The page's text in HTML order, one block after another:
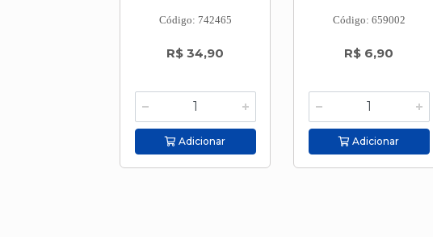
Código: 742465
R$ 34,90
Adicionar
Código: 659002
R$ 6,90
Adicionar